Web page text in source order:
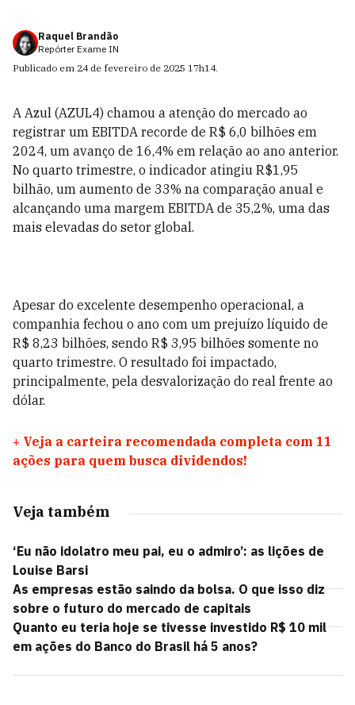
Raquel Brandão
Repórter Exame IN
Publicado em 24 de fevereiro de 2025 17h14.
A Azul (AZUL4) chamou a atenção do mercado ao
registrar um EBITDA recorde de R$ 6,0 bilhões em
2024, um avanço de 16,4% em relação ao ano anterior.
No quarto trimestre, o indicador atingiu R$1,95
bilhão, um aumento de 33% na comparação anual e
alcançando uma margem EBITDA de 35,2%, uma das
mais elevadas do setor global.
Apesar do excelente desempenho operacional, a
companhia fechou o ano com um prejuízo líquido de
R$ 8,23 bilhões, sendo R$ 3,95 bilhões somente no
quarto trimestre. O resultado foi impactado,
principalmente, pela desvalorização do real frente ao
dólar.
+ Veja a carteira recomendada completa com 11
ações para quem busca dividendos!
Veja também
‘Eu não idolatro meu pai, eu o admiro’: as lições de
Louise Barsi
As empresas estão saindo da bolsa. O que isso diz
sobre o futuro do mercado de capitais
Quanto eu teria hoje se tivesse investido R$ 10 mil
em ações do Banco do Brasil há 5 anos?